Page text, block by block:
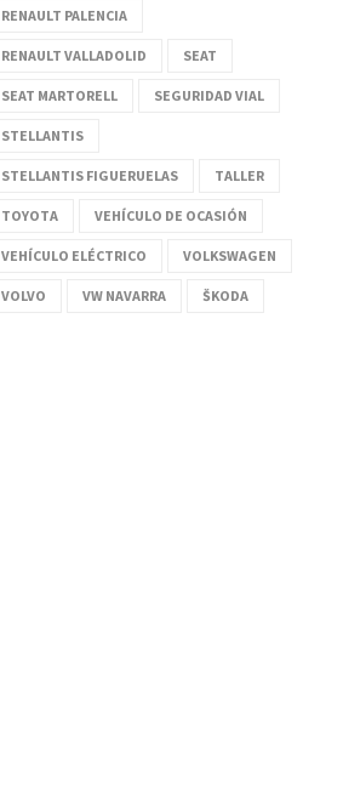
RENAULT PALENCIA
RENAULT VALLADOLID SEAT
SEAT MARTORELL SEGURIDAD VIAL
STELLANTIS
STELLANTIS FIGUERUELAS TALLER
TOYOTA VEHÍCULO DE OCASIÓN
VEHÍCULO ELÉCTRICO VOLKSWAGEN
VOLVO VW NAVARRA ŠKODA